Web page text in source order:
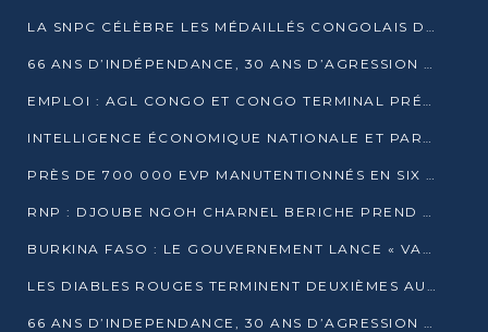
LA SNPC CÉLÈBRE LES MÉDAILLÉS CONGOLAIS DES OLYMPIADES PANAFRICAINES DE MATHÉMATIQUES 2026
66 ANS D’INDÉPENDANCE, 30 ANS D’AGRESSION RWANDAISE : 4 PRÉSIDENCES, UN ÉCHEC COLLECTIF
EMPLOI : AGL CONGO ET CONGO TERMINAL PRÉSÉLECTIONNENT PLUS DE 70 JEUNES À POINTE-NOIRE
INTELLIGENCE ÉCONOMIQUE NATIONALE ET PARTENARIATS INTERNATIONAUX : VERS UNE DOCTRINE SOUVERAINE DE SÉCURITÉ ÉCONOMIQUE
PRÈS DE 700 000 EVP MANUTENTIONNÉS EN SIX MOIS PAR CONGO TERMINAL
RNP : DJOUBE NGOH CHARNEL BERICHE PREND LES RÊNES DU PARTI
BURKINA FASO : LE GOUVERNEMENT LANCE « VACANCES UTILES 2026 » POUR FORMER LES ÉLÈVES À 15 MÉTIERS
LES DIABLES ROUGES TERMINENT DEUXIÈMES AU CHAMPIONNAT D’AFRIQUE ZONE 3
66 ANS D’INDEPENDANCE, 30 ANS D’AGRESSION RWAN DAISE : 4 PRESIDENCES, UN ECHEC COLLECTIF